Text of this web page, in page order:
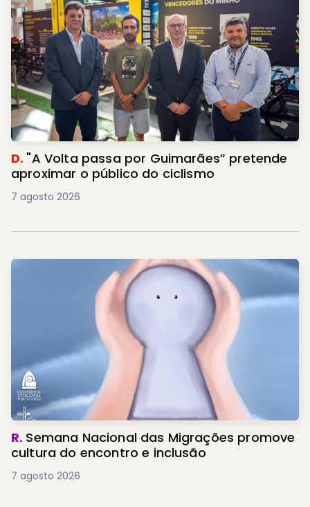
D. "A Volta passa por Guimarães” pretende
aproximar o público do ciclismo
7 agosto 2026
R. Semana Nacional das Migrações promove
cultura do encontro e inclusão
7 agosto 2026